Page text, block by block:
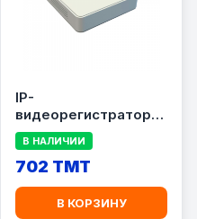
IP-
видеорегистратор
HIKVISION NVR DS-
7104NI-Q1
В НАЛИЧИИ
702 TMT
В КОРЗИНУ